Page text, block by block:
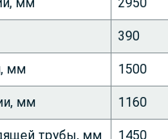
390
мм 1500
мм 1160
трубы, мм 1450